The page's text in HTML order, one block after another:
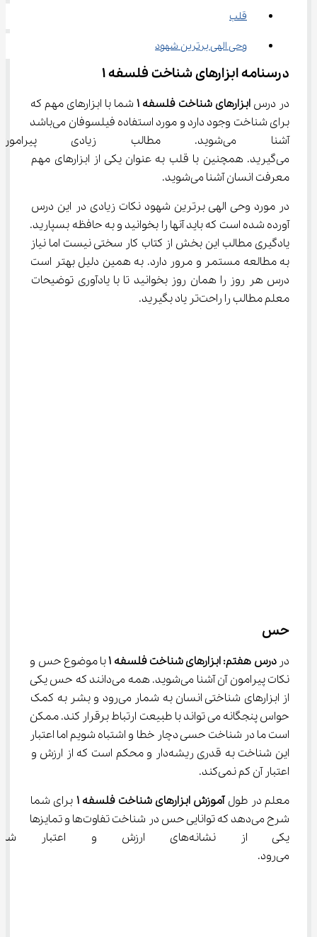
قلب
وحی الهی برترین شهود
درسنامه ابزارهای شناخت فلسفه ۱
در درس ابزارهای شناخت فلسفه ۱ شما با ابزارهای مهم که
برای شناخت وجود دارد و مورد استفاده فیلسوفان می‌باشد
آشنا می‌شوید. مطالب زیادی
می‌گیرید. همچنین با قلب به عنوان یکی از ابزارهای مهم
معرفت انسان آشنا می‌شوید.
در مورد وحی الهی برترین شهود نکات زیادی در این درس
آورده شده است که باید آنها را بخوانید و به حافظه بسپارید.
یادگیری مطالب این بخش از کتاب کار سختی نیست اما نیاز
به مطالعه مستمر و مرور دارد. به همین دلیل بهتر است
درس هر روز را همان روز بخوانید تا با یادآوری توضیحات
معلم مطالب را راحت‌تر یاد بگیرید.
حس
در درس هفتم: ابزارهای شناخت فلسفه ۱ با موضوع حس و
نکات پیرامون آن آشنا می‌شوید. همه می‌دانند که حس یکی
از ابزارهای شناختی انسان به شمار می‌رود و بشر به کمک
حواس پنجگانه می تواند با طبیعت ارتباط برقرار کند. ممکن
است ما در شناخت حسی دچار خطا و اشتباه شویم اما اعتبار
این شناخت به قدری ریشه‌دار و محکم است که از ارزش و
اعتبار آن کم نمی‌کند.
معلم در طول آموزش ابزارهای شناخت فلسفه ۱ برای شما
شرح می‌دهد که توانایی حس در شناخت تفاوت‌ها و تمایزها
یکی از نشانه‌های ارزش و
می‌رود.